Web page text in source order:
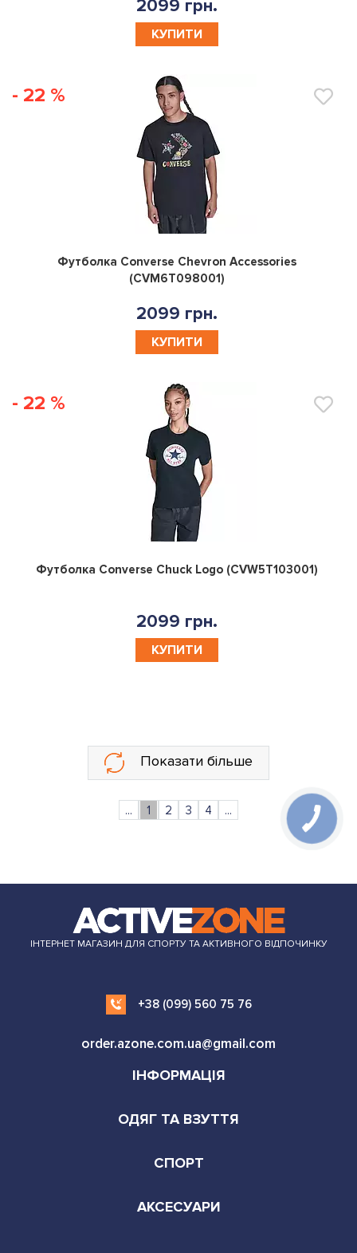
2099 грн.
КУПИТИ
- 22 %
0
Футболка Converse Chevron Accessories
(CVM6T098001)
2099 грн.
КУПИТИ
- 22 %
0
Футболка Converse Chuck Logo (CVW5T103001)
2099 грн.
КУПИТИ
Показати більше
... 1 2 3 4 ...
ІНТЕРНЕТ МАГАЗИН ДЛЯ СПОРТУ ТА АКТИВНОГО ВІДПОЧИНКУ
+38 (099) 560 75 76
order.azone.com.ua@gmail.com
ІНФОРМАЦІЯ
ОДЯГ ТА ВЗУТТЯ
СПОРТ
АКСЕСУАРИ